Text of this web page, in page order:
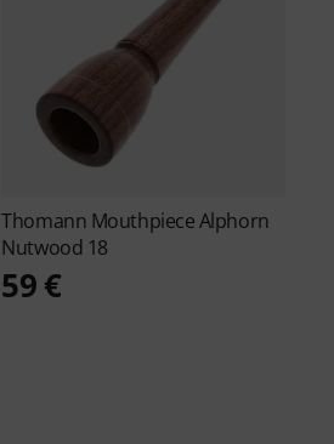
Thomann Mouthpiece Alphorn
Nutwood 18
59 €